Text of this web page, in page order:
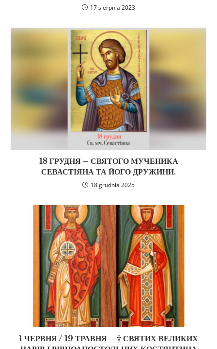
17 sierpnia 2023
18 ГРУДНЯ – СВЯТОГО МУЧЕНИКА
СЕВАСТІЯНА ТА ЙОГО ДРУЖИНИ.
18 grudnia 2025
1 ЧЕРВНЯ / 19 ТРАВНЯ – † СВЯТИХ ВЕЛИКИХ